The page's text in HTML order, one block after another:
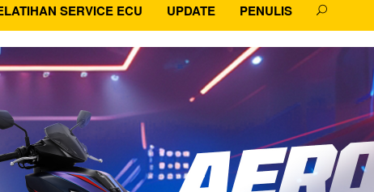
SERVICE ECU UPDATE PENULIS